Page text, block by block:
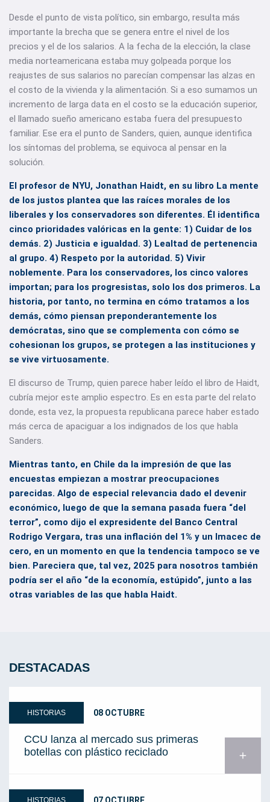
Desde el punto de vista político, sin embargo, resulta más
importante la brecha que se genera entre el nivel de los
precios y el de los salarios. A la fecha de la elección, la clase
media norteamericana estaba muy golpeada porque los
reajustes de sus salarios no parecían compensar las alzas en
el costo de la vivienda y la alimentación. Si a eso sumamos un
incremento de larga data en el costo se la educación superior,
el llamado sueño americano estaba fuera del presupuesto
familiar. Ese era el punto de Sanders, quien, aunque identifica
los síntomas del problema, se equivoca al pensar en la
solución.
El profesor de NYU, Jonathan Haidt, en su libro La mente
de los justos plantea que las raíces morales de los
liberales y los conservadores son diferentes. Él identifica
cinco prioridades valóricas en la gente: 1) Cuidar de los
demás. 2) Justicia e igualdad. 3) Lealtad de pertenencia
al grupo. 4) Respeto por la autoridad. 5) Vivir
noblemente. Para los conservadores, los cinco valores
importan; para los progresistas, solo los dos primeros. La
historia, por tanto, no termina en cómo tratamos a los
demás, cómo piensan preponderantemente los
demócratas, sino que se complementa con cómo se
cohesionan los grupos, se protegen a las instituciones y
se vive virtuosamente.
El discurso de Trump, quien parece haber leído el libro de Haidt,
cubría mejor este amplio espectro. Es en esta parte del relato
donde, esta vez, la propuesta republicana parece haber estado
más cerca de apaciguar a los indignados de los que habla
Sanders.
Mientras tanto, en Chile da la impresión de que las
encuestas empiezan a mostrar preocupaciones
parecidas. Algo de especial relevancia dado el devenir
económico, luego de que la semana pasada fuera “del
terror”, como dijo el expresidente del Banco Central
Rodrigo Vergara, tras una inflación del 1% y un Imacec de
cero, en un momento en que la tendencia tampoco se ve
bien. Pareciera que, tal vez, 2025 para nosotros también
podría ser el año “de la economía, estúpido”, junto a las
otras variables de las que habla Haidt.
DESTACADAS
HISTORIAS 08 OCTUBRE
CCU lanza al mercado sus primeras
botellas con plástico reciclado
add
HISTORIAS 07 OCTUBRE